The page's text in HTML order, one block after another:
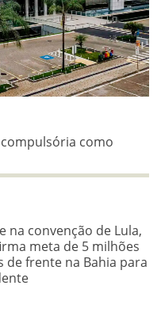
como
na convenção de Lula,
meta de 5 milhões
de frente na Bahia para